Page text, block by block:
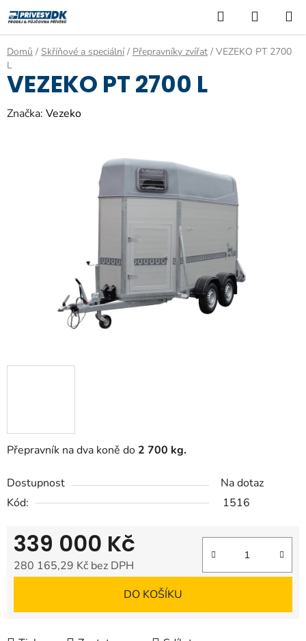
na
obsah
Hledat
KOŠÍK
Domů / Skříňové a speciální / Přepravníky zvířat / VEZEKO PT 2700
L
Přepravník na dva koně do 2 700 kg.
Dostupnost
Na dotaz
Kód:
1516
339 000 Kč
280 165,29 Kč bez DPH
DO KOŠÍKU
VEZEKO PT 2700 L
Značka: Vezeko